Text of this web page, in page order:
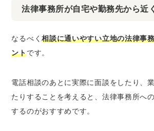
法律事務所が自宅や勤務先から近
なるべく相談に通いやすい立地の法律事
ントです。
電話相談のあとに実際に面談をしたり、
たりすることを考えると、法律事務所へ
するのがおすすめです。